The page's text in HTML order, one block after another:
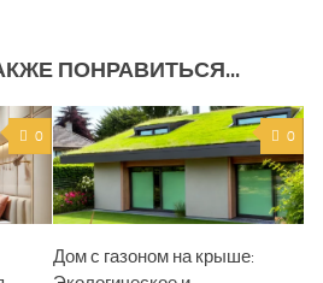
ПОНРАВИТЬСЯ...
0 0
Дом с газоном на крыше: